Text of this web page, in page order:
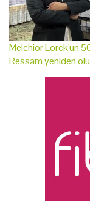
Melchior Lorck'un
Ressam yeniden